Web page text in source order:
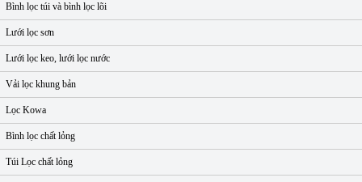
Bình lọc túi và bình lọc lõi
Lưới lọc sơn
Lưới lọc keo, lưới lọc nước
Vải lọc khung bản
Lọc Kowa
Bình lọc chất lỏng
Túi Lọc chất lỏng